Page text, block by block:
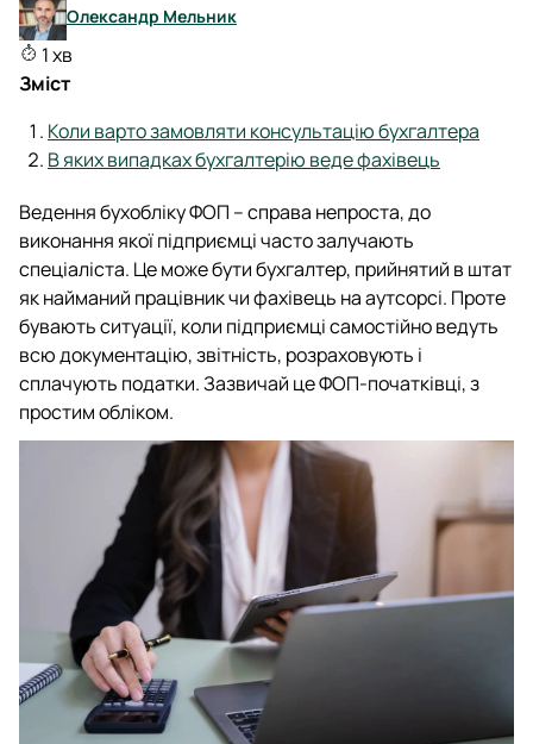
Олександр Мельник
1 хв
Зміст
Коли варто замовляти консультацію бухгалтера
В яких випадках бухгалтерію веде фахівець
Ведення бухобліку ФОП – справа непроста, до
виконання якої підприємці часто залучають
спеціаліста. Це може бути бухгалтер, прийнятий в штат
як найманий працівник чи фахівець на аутсорсі. Проте
бувають ситуації, коли підприємці самостійно ведуть
всю документацію, звітність, розраховують і
сплачують податки. Зазвичай це ФОП-початківці, з
простим обліком.